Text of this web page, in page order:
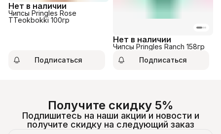
Нет в наличии
Чипсы Pringles Rose
TTeokbokki 100гр
Подписаться
Нет в наличии
Чипсы Pringles Ranch 158гр
Подписаться
Получите скидку 5%
Подпишитесь на наши акции и новости и
получите скидку на следующий заказ